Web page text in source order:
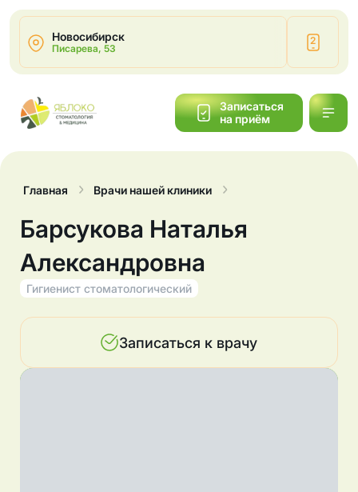
Новосибирск
Писарева, 53
2
Записаться
на приём
Главная Врачи нашей клиники
Барсукова Наталья
Александровна
Гигиенист стоматологический
Записаться к врачу
звонок